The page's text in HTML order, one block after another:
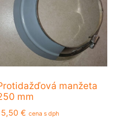
manžeta
mm
€ cena s dph